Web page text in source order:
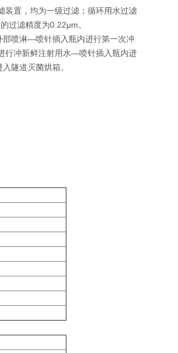
装置，均为一级过滤；循环用水过滤
过滤精度为0.22μm。
喷淋—喷针插入瓶内进行第一次冲
行冲新鲜注射用水—喷针插入瓶内进
隧道灭菌烘箱。